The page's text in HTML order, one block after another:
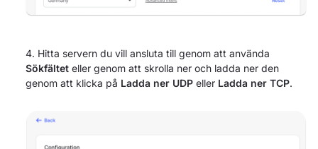
Hitta servern du vill ansluta till genom att använda
Sökfältet eller genom att skrolla ner och ladda ner den
genom att klicka på Ladda ner UDP eller Ladda ner TCP.